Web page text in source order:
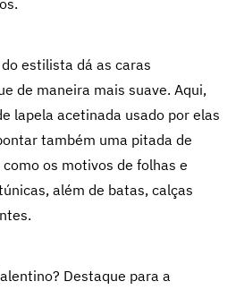
estilista dá as caras
de maneira mais suave. Aqui,
lapela acetinada usado por elas
também uma pitada de
os motivos de folhas e
além de batas, calças
Destaque para a